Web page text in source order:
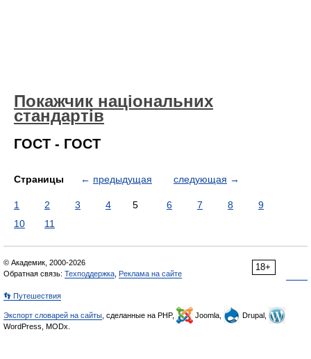
Покажчик національних
стандартів
ГОСТ - ГОСТ
Страницы ← предыдущая следующая →
1 2 3 4 5 6 7 8
9
10
11
18+
© Академик, 2000-2026
Обратная связь: Техподдержка Реклама на сайте
👣 Путешествия
Экспорт словарей на сайты , сделанные на PHP, Joomla,
Drupal,
WordPress, MODx.